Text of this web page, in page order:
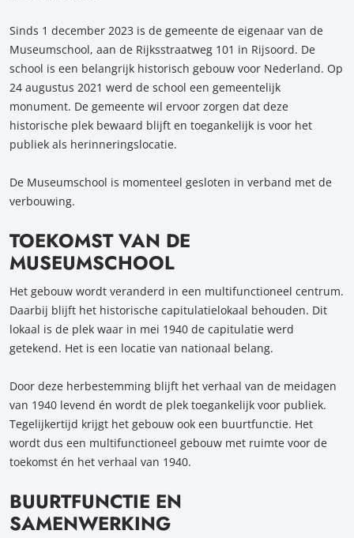
Sinds 1 december 2023 is de gemeente de eigenaar van de
Museumschool, aan de Rijksstraatweg 101 in Rijsoord. De
school is een belangrijk historisch gebouw voor Nederland. Op
24 augustus 2021 werd de school een gemeentelijk
monument. De gemeente wil ervoor zorgen dat deze
historische plek bewaard blijft en toegankelijk is voor het
publiek als herinneringslocatie.
De Museumschool is momenteel gesloten in verband met de
verbouwing.
TOEKOMST VAN DE
MUSEUMSCHOOL
Het gebouw wordt veranderd in een multifunctioneel centrum.
Daarbij blijft het historische capitulatielokaal behouden. Dit
lokaal is de plek waar in mei 1940 de capitulatie werd
getekend. Het is een locatie van nationaal belang.
Door deze herbestemming blijft het verhaal van de meidagen
van 1940 levend én wordt de plek toegankelijk voor publiek.
Tegelijkertijd krijgt het gebouw ook een buurtfunctie. Het
wordt dus een multifunctioneel gebouw met ruimte voor de
toekomst én het verhaal van 1940.
BUURTFUNCTIE EN
SAMENWERKING